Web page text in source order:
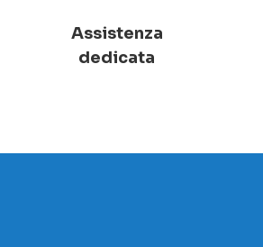
Assistenza
dedicata